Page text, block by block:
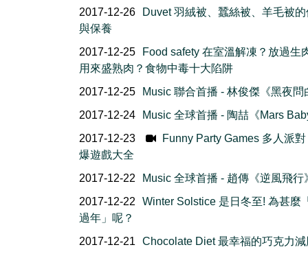
2017-12-26
Duvet 羽絨被、蠶絲被、羊毛被
與保養
2017-12-25
Food safety 在室溫解凍？放過生
用來盛熟肉？食物中毒十大陷阱
2017-12-25
Music 聯合首播 - 林俊傑《黑夜問
2017-12-24
Music 全球首播 - 陶喆《Mars
2017-12-23
Funny Party Games 多人派
爆遊戲大全
2017-12-22
Music 全球首播 - 趙傳《逆風飛行
2017-12-22
Winter Solstice 是日冬至! 為甚麼
過年」呢？
2017-12-21
Chocolate Diet 最幸福的巧克力